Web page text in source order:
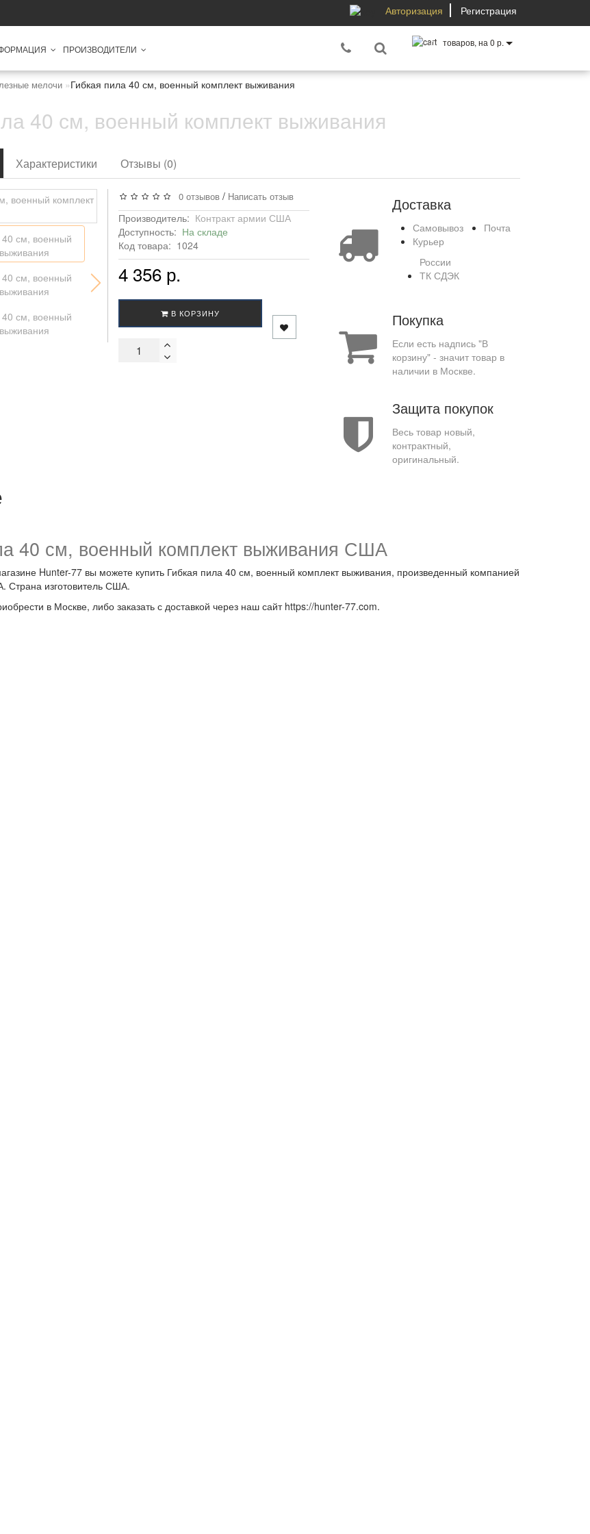
Авторизация Регистрация
ПРОИЗВОДИТЕЛИ 0 товаров, на 0 р.
мелочи Гибкая пила 40 см, военный комплект выживания
40 см, военный комплект выживания
Характеристики Отзывы (0)
0 отзывов / Написать отзыв
Производитель: Контракт армии США
Доступность: На складе
Код товара: 1024
4 356 р.
В КОРЗИНУ
Доставка
Самовывоз
Курьер
Почта
России
ТК СДЭК
Покупка
Если есть надпись "В
корзину" - значит товар в
наличии в Москве.
Защита покупок
Весь товар новый,
контрактный,
оригинальный.
40 см, военный комплект выживания США
Hunter-77 вы можете купить Гибкая пила 40 см, военный комплект выживания, произведенный компанией
Страна изготовитель США.
в Москве, либо заказать с доставкой через наш сайт https://hunter-77.com.